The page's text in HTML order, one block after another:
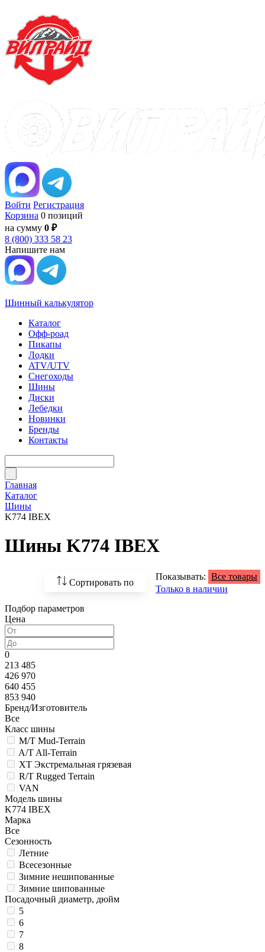
Войти Регистрация
Корзина 0 позиций
на сумму 0 ₽
8 (800) 333 58 23
Напишите нам
Шинный калькулятор
Каталог
Офф-роад
Пикапы
Лодки
ATV/UTV
Снегоходы
Шины
Диски
Лебедки
Новинки
Бренды
Контакты
Главная
Каталог
Шины
K774 IBEX
Шины K774 IBEX
Сортировать по
По возрастанию
По популярности
Показывать: Все товары
Только в наличии
Подбор параметров
Цена
0
213 485
426 970
640 455
853 940
Бренд/Изготовитель
Все
Класс шины
M/T Mud-Terrain
A/T All-Terrain
XT Экстремальная грязевая
R/T Rugged Terrain
VAN
Модель шины
K774 IBEX
Марка
Все
Сезонность
Летние
Всесезонные
Зимние нешипованные
Зимние шипованные
Посадочный диаметр, дюйм
5
6
7
8